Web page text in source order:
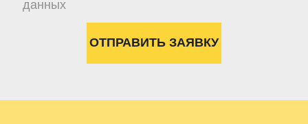
данных